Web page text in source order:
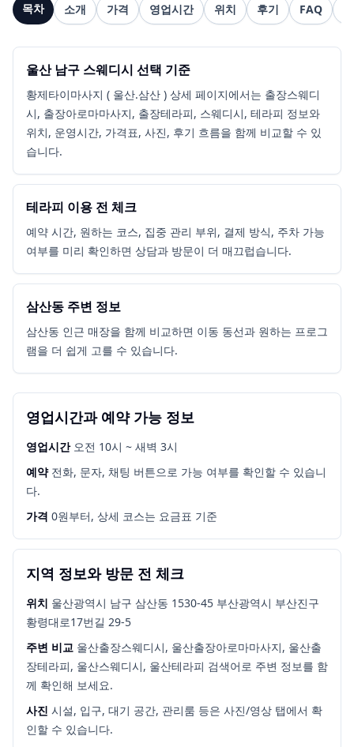
목차 소개 가격 영업시간 위치 후기 FAQ
울산 남구 스웨디시 선택 기준
황제타이마사지 ( 울산.삼산 ) 상세 페이지에서는 출장스웨디
시, 출장아로마마사지, 출장테라피, 스웨디시, 테라피 정보와
위치, 운영시간, 가격표, 사진, 후기 흐름을 함께 비교할 수 있
습니다.
테라피 이용 전 체크
예약 시간, 원하는 코스, 집중 관리 부위, 결제 방식, 주차 가능
여부를 미리 확인하면 상담과 방문이 더 매끄럽습니다.
삼산동 주변 정보
삼산동 인근 매장을 함께 비교하면 이동 동선과 원하는 프로그
램을 더 쉽게 고를 수 있습니다.
영업시간과 예약 가능 정보
영업시간 오전 10시 ~ 새벽 3시
예약 전화, 문자, 채팅 버튼으로 가능 여부를 확인할 수 있습니
다.
가격 0원부터, 상세 코스는 요금표 기준
지역 정보와 방문 전 체크
위치 울산광역시 남구 삼산동 1530-45 부산광역시 부산진구
황령대로17번길 29-5
주변 비교 울산출장스웨디시, 울산출장아로마마사지, 울산출
장테라피, 울산스웨디시, 울산테라피 검색어로 주변 정보를 함
께 확인해 보세요.
사진 시설, 입구, 대기 공간, 관리룸 등은 사진/영상 탭에서 확
인할 수 있습니다.